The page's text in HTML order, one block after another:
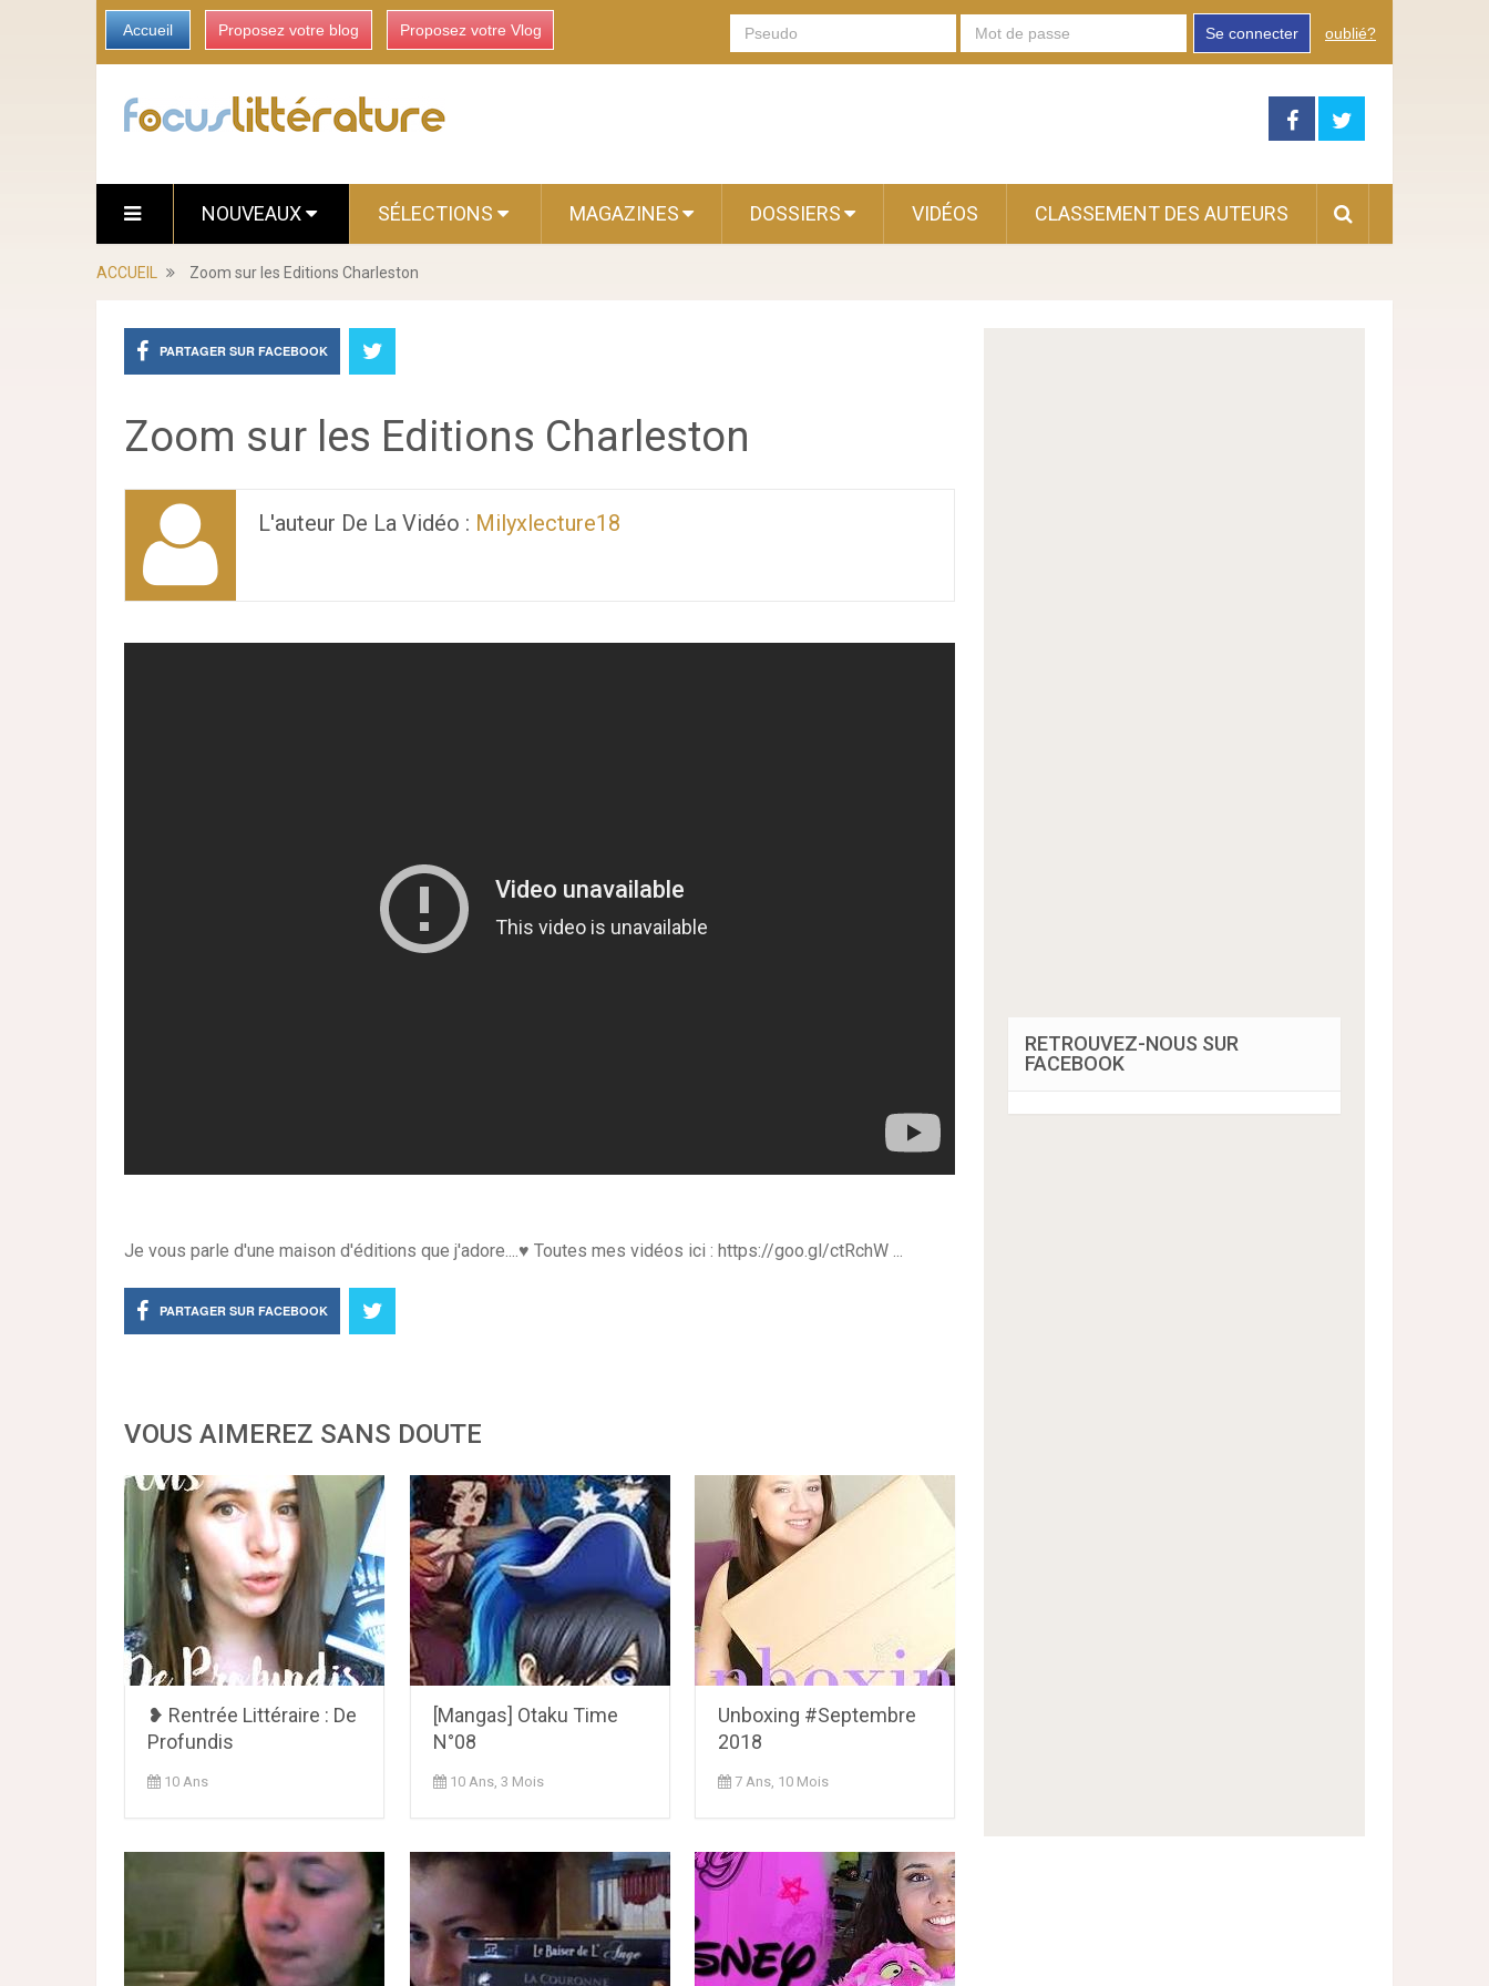
Accueil Proposez votre blog Proposez votre Vlog Se connecter oublié?
NOUVEAUX SÉLECTIONS MAGAZINES DOSSIERS VIDÉOS CLASSEMENT DES AUTEURS
ACCUEIL Zoom sur les Editions Charleston
PARTAGER SUR FACEBOOK
Zoom sur les Editions Charleston
L'auteur De La Vidéo : Milyxlecture18
Je vous parle d'une maison d'éditions que j'adore....♥ Toutes mes vidéos ici : https://goo.gl/ctRchW ...
PARTAGER SUR FACEBOOK
VOUS AIMEREZ SANS DOUTE
❥ Rentrée Littéraire : De
Profundis
10 Ans
[Mangas] Otaku Time
N°08
10 Ans, 3 Mois
Unboxing #Septembre
2018
7 Ans, 10 Mois
RETROUVEZ-NOUS SUR
FACEBOOK